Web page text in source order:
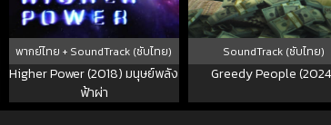
พากย์ไทย + SoundTrack (ซับไทย)
Higher Power (2018) มนุษย์พลัง
ฟ้าผ่า
SoundTrack (ซับไทย)
Greedy People